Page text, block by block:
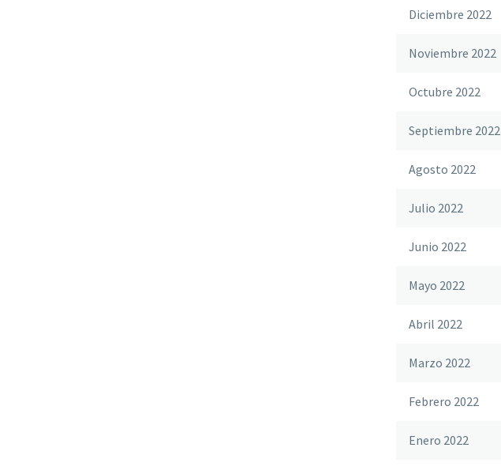
Diciembre 2022
Noviembre 2022
Octubre 2022
Septiembre 2022
Agosto 2022
Julio 2022
Junio 2022
Mayo 2022
Abril 2022
Marzo 2022
Febrero 2022
Enero 2022